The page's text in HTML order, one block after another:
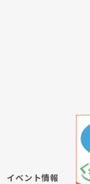
イベント情報